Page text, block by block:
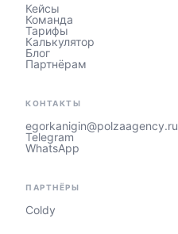
Кейсы
Команда
Тарифы
Калькулятор
Блог
Партнёрам
КОНТАКТЫ
egorkanigin@polzaagency.ru
Telegram
WhatsApp
ПАРТНЁРЫ
Coldy